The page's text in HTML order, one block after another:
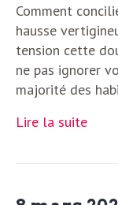
Comment
hausse
tension cette
ne pas ignorer
majorité des
Lire la suite